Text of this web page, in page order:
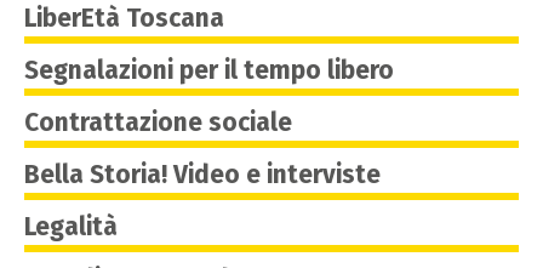
LiberEtà Toscana
Segnalazioni per il tempo libero
Contrattazione sociale
Bella Storia! Video e interviste
Legalità